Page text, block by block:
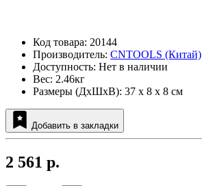
Код товара: 20144
Производитель: CNTOOLS (Китай)
Доступность: Нет в наличии
Вес: 2.46кг
Размеры (ДxШxВ): 37 x 8 x 8 см
Добавить в закладки
2 561 р.